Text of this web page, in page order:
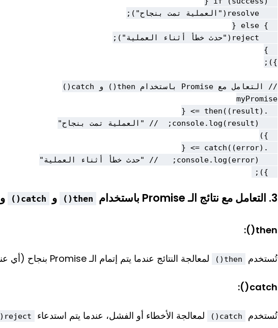
  });
3. التعامل مع نتائج الـ Promise باستخدام then() و catch() و
then()
:
تُستخدم then() لمعالجة النتائج عندما يتم إتمام الـ Promise بنجاح (أي عندما يتم استدعاء
catch()
:
تُستخدم catch() لمعالجة الأخطاء أو الفشل، عندما يتم استدعاء reject()